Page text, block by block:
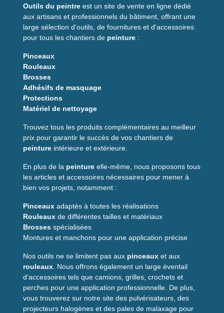
Gain de temps grâce au collage immédiat
Pose simple, même pour les non-professionnels
Résultat propre et discret grâce à la trame
transparente
Compatible avec tous types de
Evite les surépaisseurs pour un rendu net
Applications
Ceruban adhésif double face
Collage de plinthes PVC
Fixation temporaire ou définitive de revêtements
Travaux de rénovation et bricolage intérieur
FAQ — Questions
fréquentes
Peut-on marcher dessus
immédiatement après la pose ?
Oui, l'ouverture au trafic immédiate
ou de poser des meubles sans attendre.
Le ruban est-il visible sous le
revêtement ?
Non, satrame transparentele rend discret et invisible
sous la plupart des revêtements.
Outils du peintre est un site de vente en ligne dédié
aux artisans et professionnels du bâtiment, offrant une
large sélection d'outils, de fournitures et d'accessoires
pour tous les chantiers de peinture :
Pinceaux
Rouleaux
Brosses
Adhésifs de masquage
Protections
Matériel de nettoyage
Trouvez tous les produits complémentaires au meilleur
prix pour garantir le succès de vos chantiers de
peinture intérieure et extérieure.
En plus de la peinture elle-même, nous proposons tous
les articles et accessoires nécessaires pour mener à
bien vos projets, notamment :
Pinceaux adaptés à toutes les réalisations
Rouleaux de différentes tailles et matériaux
Brosses spécialisées
Montures et manchons pour une application précise
Nos outils ne se limitent pas aux pinceaux et aux
rouleaux . Nous offrons également un large éventail
d'accessoires tels que camions, grilles, crochets et
perches pour une application professionnelle. De plus,
vous trouverez sur notre site des pulvérisateurs, des
projecteurs halogènes et des pales de malaxage pour